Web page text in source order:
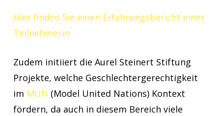
Hier finden Sie einen Erfahrungsbericht einer
Teilnehmerin
Zudem initiiert die Aurel Steinert Stiftung
Projekte, welche Geschlechtergerechtigkeit
im MUN (Model United Nations) Kontext
fördern, da auch in diesem Bereich viele